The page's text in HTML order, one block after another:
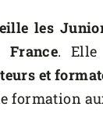
les
. Elle
et
formation